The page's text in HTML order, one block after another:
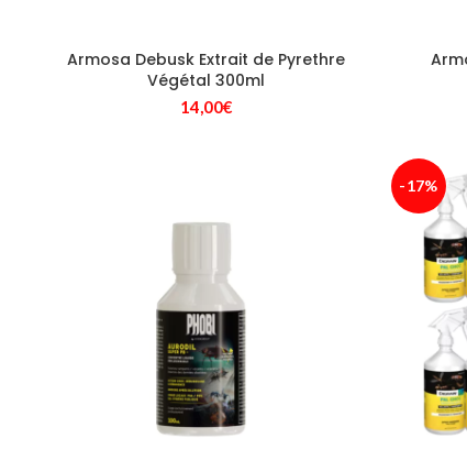
Armosa Debusk Extrait de Pyrethre
Végétal 300ml
14,00€
-17%